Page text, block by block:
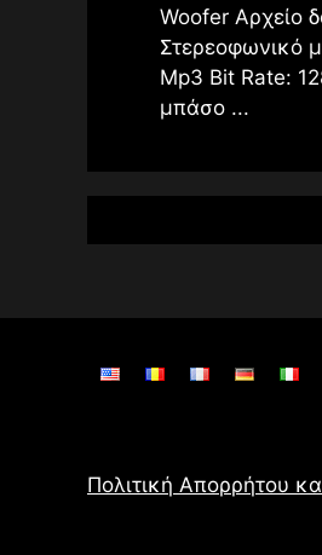
Woofer Αρχείο
Στερεοφωνικό
Mp3 Bit Rate:
μπάσο ...
Πολιτική Απορρήτου